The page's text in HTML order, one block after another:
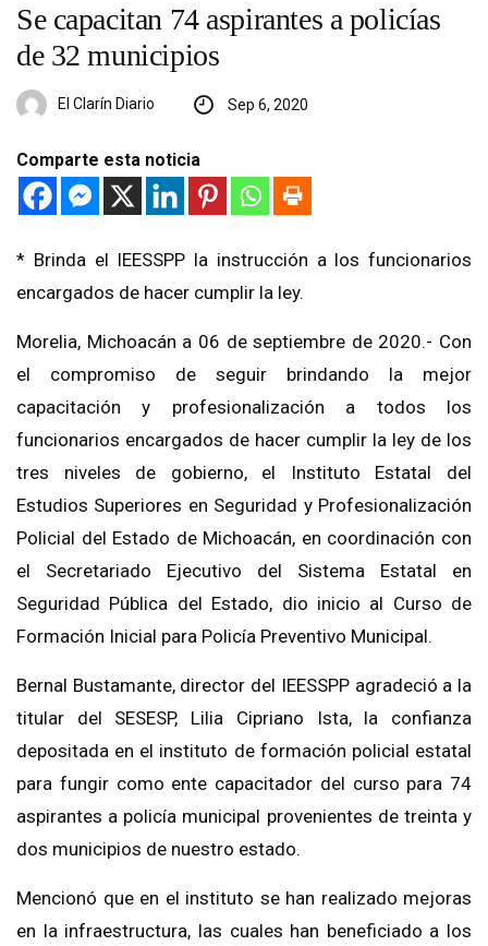
Se capacitan 74 aspirantes a policías
de 32 municipios
El Clarín Diario Sep 6, 2020
Comparte esta noticia
* Brinda el IEESSPP la instrucción a los funcionarios
encargados de hacer cumplir la ley.
Morelia, Michoacán a 06 de septiembre de 2020.- Con
el compromiso de seguir brindando la mejor
capacitación y profesionalización a todos los
funcionarios encargados de hacer cumplir la ley de los
tres niveles de gobierno, el Instituto Estatal del
Estudios Superiores en Seguridad y Profesionalización
Policial del Estado de Michoacán, en coordinación con
el Secretariado Ejecutivo del Sistema Estatal en
Seguridad Pública del Estado, dio inicio al Curso de
Formación Inicial para Policía Preventivo Municipal.
Bernal Bustamante, director del IEESSPP agradeció a la
titular del SESESP, Lilia Cipriano Ista, la confianza
depositada en el instituto de formación policial estatal
para fungir como ente capacitador del curso para 74
aspirantes a policía municipal provenientes de treinta y
dos municipios de nuestro estado.
Mencionó que en el instituto se han realizado mejoras
en la infraestructura, las cuales han beneficiado a los